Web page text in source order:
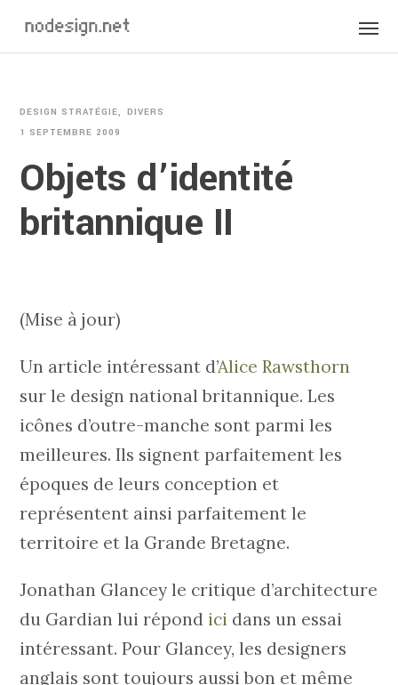
DESIGN STRATÉGIE
DIVERS
1 SEPTEMBRE 2009
Objets d’identité
britannique II
(Mise à jour)
Un article intéressant d’Alice Rawsthorn
sur le design national britannique. Les
icônes d’outre-manche sont parmi les
meilleures. Ils signent parfaitement les
époques de leurs conception et
représentent ainsi parfaitement le
territoire et la Grande Bretagne.
Jonathan Glancey le critique d’architecture
du Gardian lui répond ici dans un essai
intéressant. Pour Glancey, les designers
anglais sont toujours aussi bon et même